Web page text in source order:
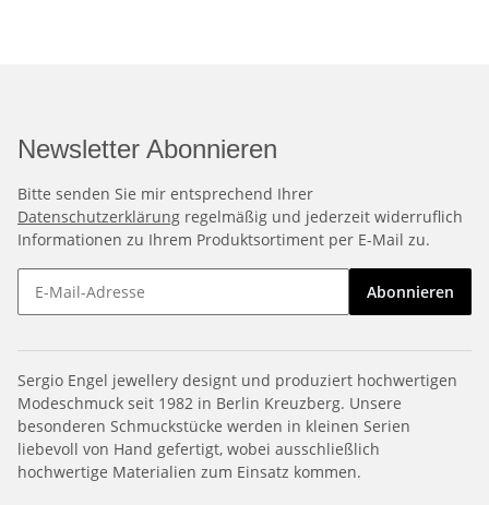
Newsletter Abonnieren
Bitte senden Sie mir entsprechend Ihrer
Datenschutzerklärung regelmäßig und jederzeit widerruflich
Informationen zu Ihrem Produktsortiment per E-Mail zu.
Abonnieren
Sergio Engel jewellery designt und produziert hochwertigen
Modeschmuck seit 1982 in Berlin Kreuzberg. Unsere
besonderen Schmuckstücke werden in kleinen Serien
liebevoll von Hand gefertigt, wobei ausschließlich
hochwertige Materialien zum Einsatz kommen.